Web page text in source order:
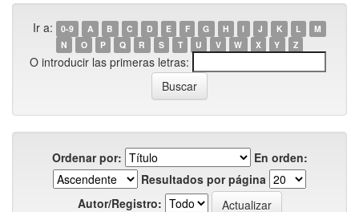
Ir a: 0-9 A B C D E F G H I J K L
M
N
O P Q R S T U V W X Y Z
O introducir las primeras letras:
Ordenar por:
En orden:
Resultados por página
Autor/Registro: